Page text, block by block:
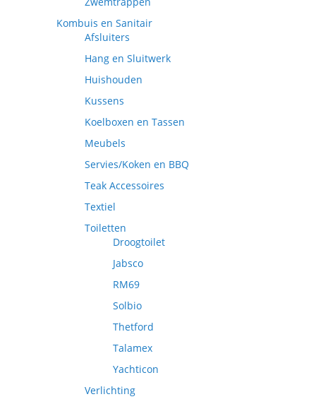
Kombuis en Sanitair
Afsluiters
Hang en Sluitwerk
Huishouden
Kussens
Koelboxen en Tassen
Meubels
Servies/Koken en BBQ
Teak Accessoires
Textiel
Toiletten
Droogtoilet
Jabsco
RM69
Solbio
Thetford
Talamex
Yachticon
Verlichting